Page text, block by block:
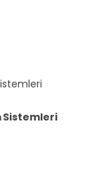
Sistemleri